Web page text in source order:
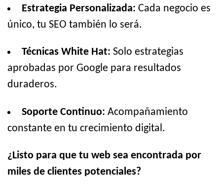
Estrategia Personalizada: Cada negocio es
único, tu SEO también lo será.
Técnicas White Hat: Solo estrategias
aprobadas por Google para resultados
duraderos.
Soporte Continuo: Acompañamiento
constante en tu crecimiento digital.
¿Listo para que tu web sea encontrada por
miles de clientes potenciales?